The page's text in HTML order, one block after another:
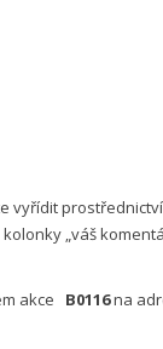
vyřídit
kolonky „váš
akce
B0116na